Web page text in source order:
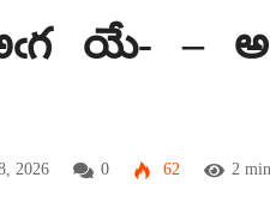
యే- –
2026 0 62 2